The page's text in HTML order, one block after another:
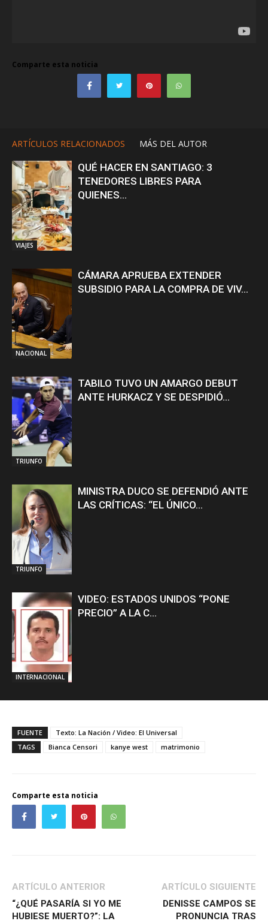
Comparte esta noticia
ARTÍCULOS RELACIONADOS MÁS DEL AUTOR
VIAJES
QUÉ HACER EN SANTIAGO: 3
TENEDORES LIBRES PARA
QUIENES...
NACIONAL
CÁMARA APRUEBA EXTENDER
SUBSIDIO PARA LA COMPRA DE VIV...
TRIUNFO
TABILO TUVO UN AMARGO DEBUT
ANTE HURKACZ Y SE DESPIDIÓ...
TRIUNFO
MINISTRA DUCO SE DEFENDIÓ ANTE
LAS CRÍTICAS: “EL ÚNICO...
INTERNACIONAL
VIDEO: ESTADOS UNIDOS “PONE
PRECIO” A LA C...
FUENTE
Texto: La Nación / Video: El Universal
TAGS
Bianca Censori kanye west matrimonio
Comparte esta noticia
ARTÍCULO ANTERIOR
“¿QUÉ PASARÍA SI YO ME
HUBIESE MUERTO?”: LA
ARTÍCULO SIGUIENTE
DENISSE CAMPOS SE
PRONUNCIA TRAS